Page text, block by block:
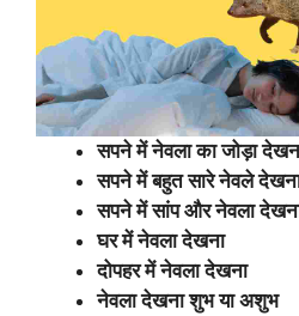
सपने में नेवला का जोड़ा
सपने में बहुत सारे नेवले
सपने में सांप और नेवला
घर में नेवला देखना
दोपहर में नेवला देखना
नेवला देखना शुभ या अशुभ